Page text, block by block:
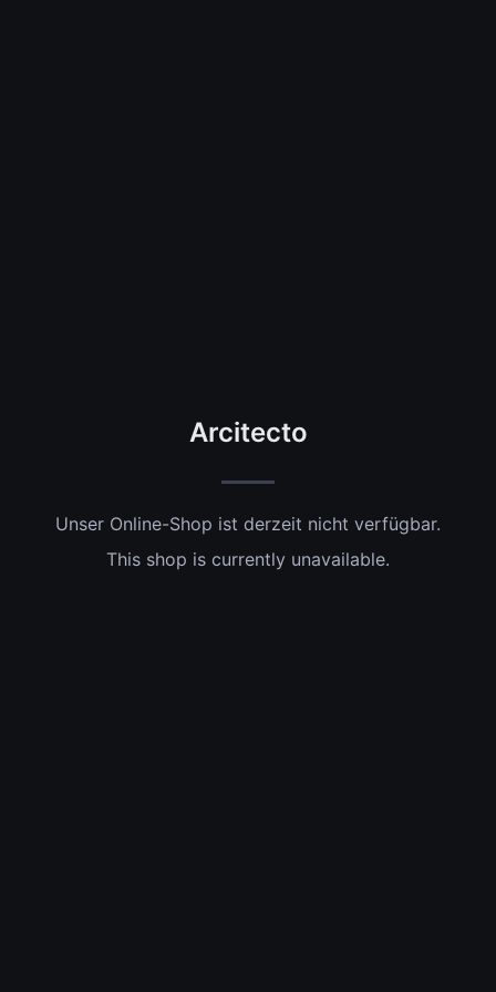
Arcitecto
Unser Online-Shop ist derzeit nicht verfügbar.
This shop is currently unavailable.